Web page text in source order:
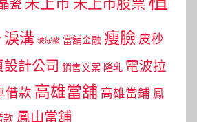
瓷
淚溝 玻尿酸 當舖金融 瘦臉 皮秒
設計公司 銷售文案 隆乳 電波拉
借款 高雄當舖 高雄當鋪 鳳
款 鳳山當舖